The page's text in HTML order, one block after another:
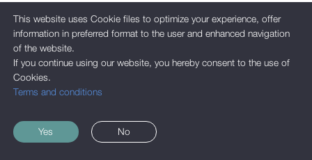
This website uses Cookie files to optimize your experience, offer
information in preferred format to the user and enhanced navigation
of the website.
If you continue using our website, you hereby consent to the use of
Cookies.
Terms and conditions
Yes No